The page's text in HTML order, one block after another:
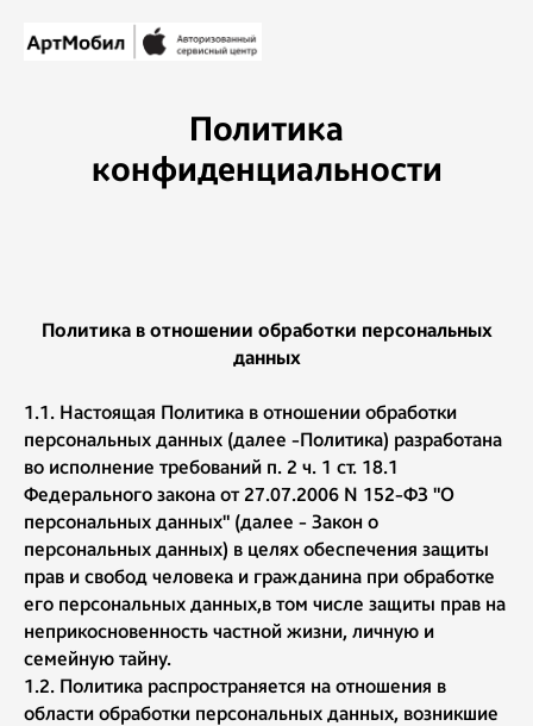
Политика
конфиденциальности
Политика в отношении обработки персональных
данных
1.1. Настоящая Политика в отношении обработки
персональных данных (далее -Политика) разработана
во исполнение требований п. 2 ч. 1 ст. 18.1
Федерального закона от 27.07.2006 N 152-ФЗ "О
персональных данных" (далее - Закон о
персональных данных) в целях обеспечения защиты
прав и свобод человека и гражданина при обработке
его персональных данных,в том числе защиты прав на
неприкосновенность частной жизни, личную и
семейную тайну.
1.2. Политика распространяется на отношения в
области обработки персональных данных, возникшие